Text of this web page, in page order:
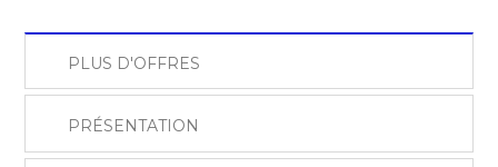
PLUS D'OFFRES
PRÉSENTATION